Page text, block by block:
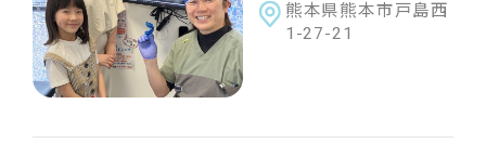
中国
鳥取県 島根県 岡山県
四国
熊本県熊本市戸島西
1-27-21